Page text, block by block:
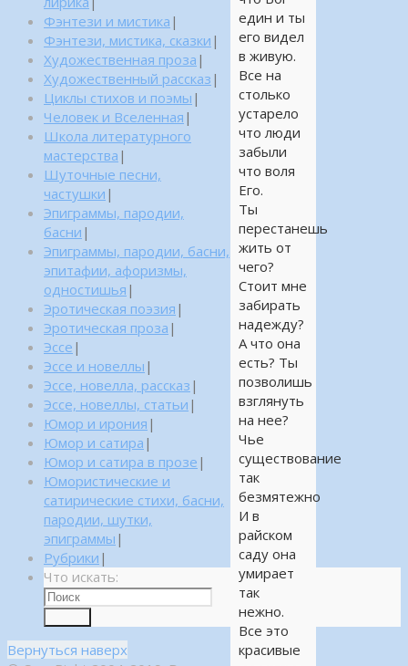
един и ты
его видел
в живую.
Все на
столько
устарело
что люди
забыли
что воля
Его.
Ты
перестанешь
жить от
чего?
Стоит мне
забирать
надежду?
А что она
есть? Ты
позволишь
взглянуть
на нее?
Чье
существование
так
безмятежно
И в
райском
саду она
умирает
так
нежно.
Все это
красивые
Фэнтези и мистика |
Фэнтези, мистика, сказки |
Художественная проза |
Художественный рассказ |
Циклы стихов и поэмы |
Человек и Вселенная |
Школа литературного
мастерства |
Шуточные песни,
частушки |
Эпиграммы, пародии,
басни |
Эпиграммы, пародии, басни,
эпитафии, афоризмы,
одностишья |
Эротическая поэзия |
Эротическая проза |
Эссе |
Эссе и новеллы |
Эссе, новелла, рассказ |
Эссе, новеллы, статьи |
Юмор и ирония |
Юмор и сатира |
Юмор и сатира в прозе |
Юмористические и
сатирические стихи, басни,
пародии, шутки,
эпиграммы |
Рубрики |
Что искать:
Вернуться наверх